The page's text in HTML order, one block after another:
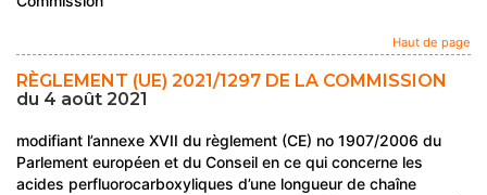
Haut de page
RÈGLEMENT (UE) 2021/1297 DE LA COMMISSION
du 4 août 2021
modifiant l’annexe XVII du règlement (CE) no 1907/2006 du
Parlement européen et du Conseil en ce qui concerne les
acides perfluorocarboxyliques d’une longueur de chaîne